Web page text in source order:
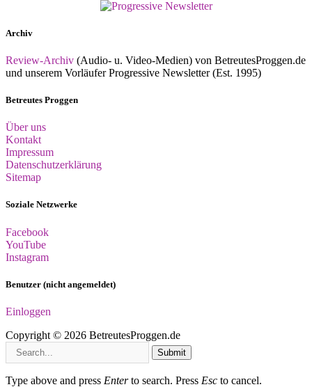
Archiv
Review-Archiv (Audio- u. Video-Medien) von BetreutesProggen.de
und unserem Vorläufer Progressive Newsletter (Est. 1995)
Betreutes Proggen
Über uns
Kontakt
Impressum
Datenschutzerklärung
Sitemap
Soziale Netzwerke
Facebook
YouTube
Instagram
Benutzer (nicht angemeldet)
Einloggen
Copyright © 2026 BetreutesProggen.de
Submit
Type above and press Enterto search. Press Esc to cancel.